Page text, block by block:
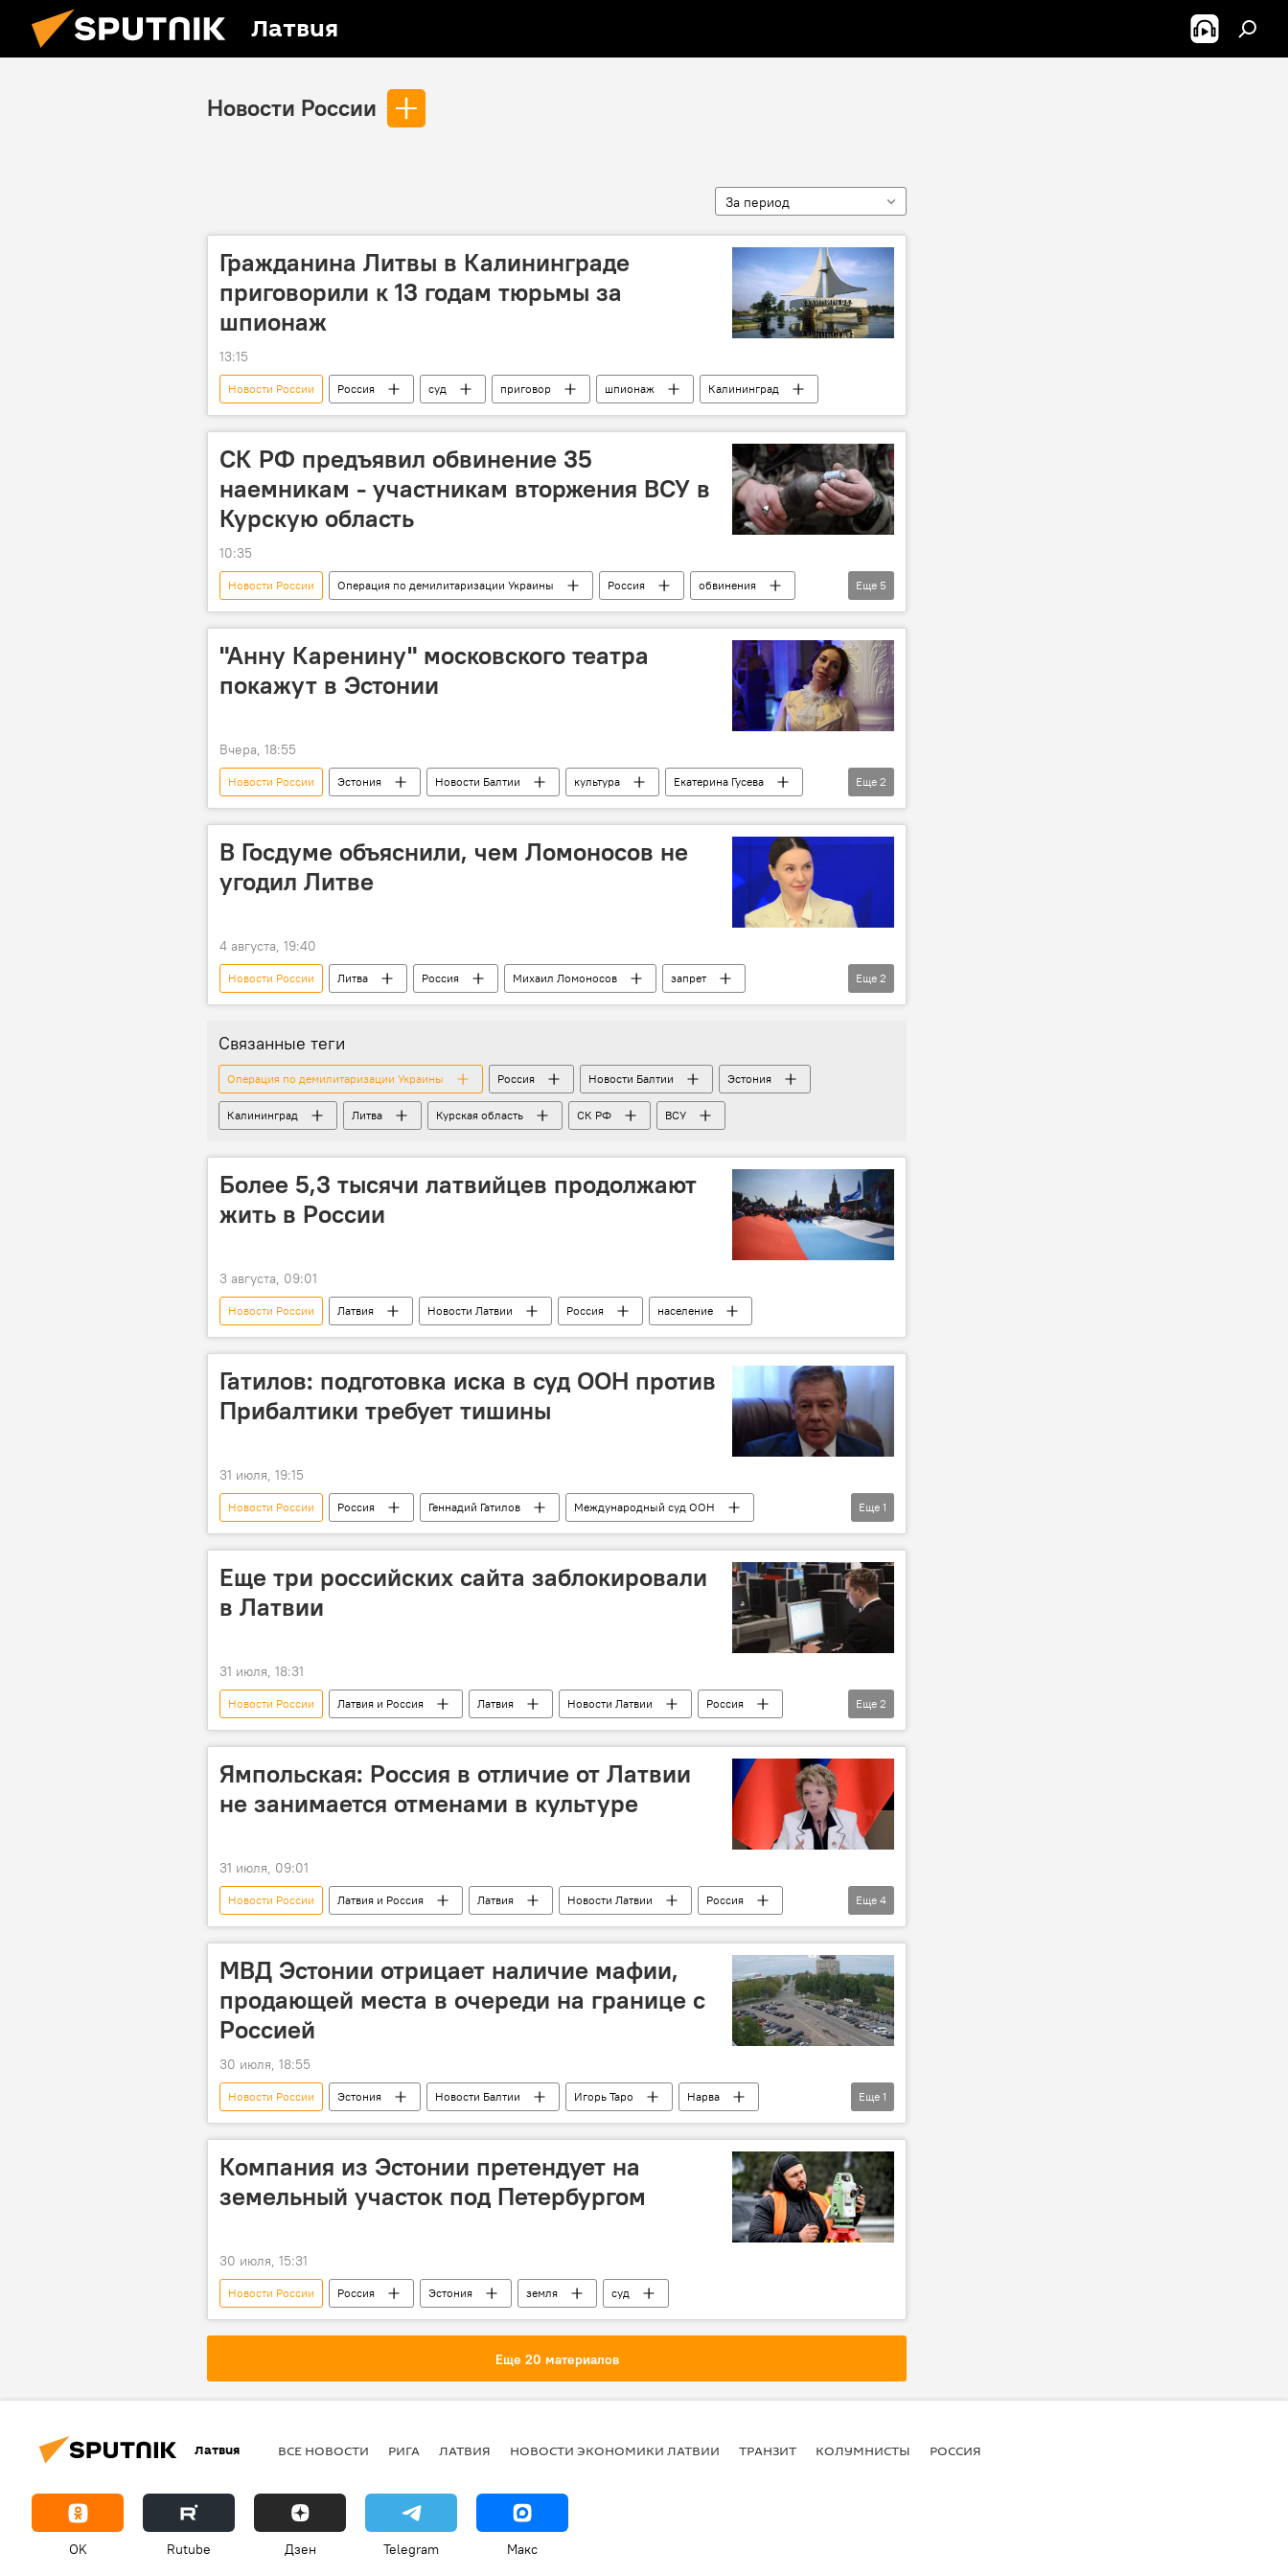
Латвия
Новости России
За период
Гражданина Литвы в Калининграде
приговорили к 13 годам тюрьмы за
шпионаж
13:15
Новости России Россия суд приговор шпионаж Калининград
СК РФ предъявил обвинение 35
наемникам - участникам вторжения ВСУ в
Курскую область
10:35
Новости России Операция по демилитаризации Украины Россия
обвинения
ВСУ
наемник Светлана Петренко СК РФ Курская область
Еще 5
"Анну Каренину" московского театра
покажут в Эстонии
Вчера, 18:55
Новости России Эстония Новости Балтии культура
Екатерина Гусева
мюзиклы
Россия
Еще 2
В Госдуме объяснили, чем Ломоносов не
угодил Литве
4 августа, 19:40
Новости России Литва Россия Михаил Ломоносов
запрет
Алена Аршинова
Новости Балтии
Еще 2
Связанные теги
Операция по демилитаризации Украины Россия Новости Балтии Эстония
Калининград Литва Курская область СК РФ ВСУ
Более 5,3 тысячи латвийцев продолжают
жить в России
3 августа, 09:01
Новости России Латвия Новости Латвии Россия население
Гатилов: подготовка иска в суд ООН против
Прибалтики требует тишины
31 июля, 19:15
Новости России Россия Геннадий Гатилов
Международный суд ООН
дискриминация
Еще 1
Еще три российских сайта заблокировали
в Латвии
31 июля, 18:31
Новости России Латвия и Россия Латвия Новости Латвии
Россия
Национальный совет по электронным средствам массовой информации (НСЭСМИ)
блокировка
Еще 2
Ямпольская: Россия в отличие от Латвии
не занимается отменами в культуре
31 июля, 09:01
Новости России Латвия и Россия Латвия Новости Латвии
Россия
Елена Ямпольская
Раймонд Паулс русский язык отмена
Еще 4
МВД Эстонии отрицает наличие мафии,
продающей места в очереди на границе с
Россией
30 июля, 18:55
Новости России Эстония Новости Балтии Игорь Таро
Нарва
очередь
Еще 1
Компания из Эстонии претендует на
земельный участок под Петербургом
30 июля, 15:31
Новости России Россия Эстония земля суд
Еще 20 материалов
Латвия ВСЕ НОВОСТИ РИГА ЛАТВИЯ НОВОСТИ ЭКОНОМИКИ ЛАТВИИ ТРАНЗИТ КОЛУМНИСТЫ РОССИЯ
OK Rutube Дзен Telegram Макс